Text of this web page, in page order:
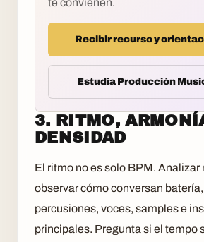
Recibir recurso y
Estudia Producción
3. RITMO,
DENSIDAD
El ritmo no es solo BPM. Analizar
observar cómo conversan
percusiones, voces, samples e
principales. Pregunta si el tempo